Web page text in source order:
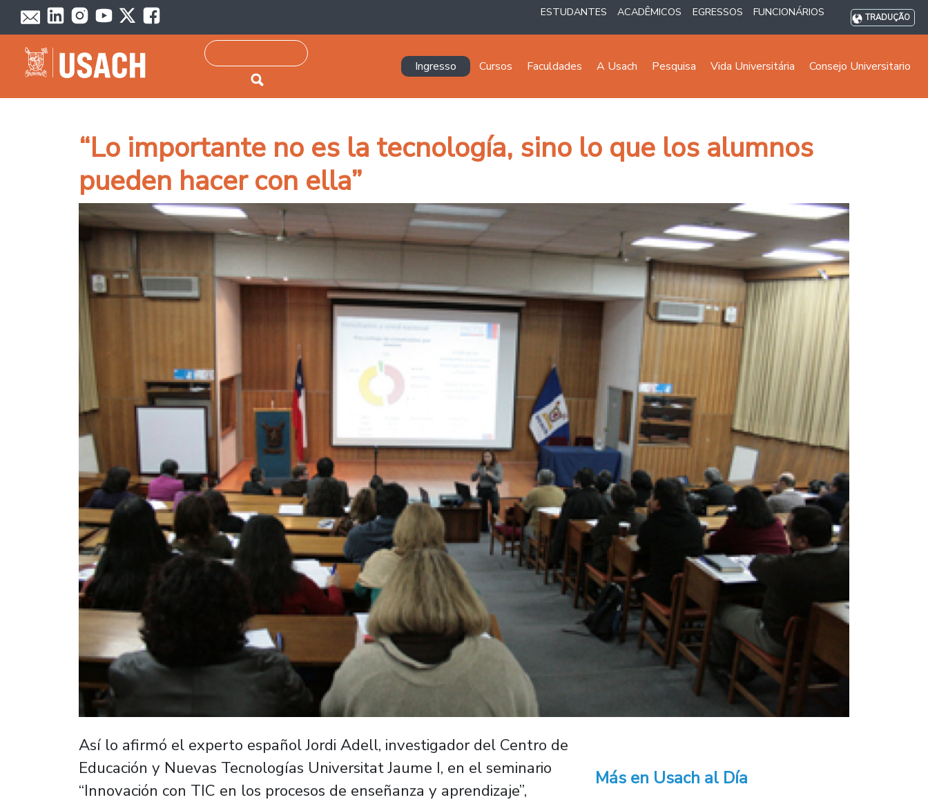
Passar para o conteúdo principal ESTUDANTES ACADÊMICOS EGRESSOS FUNCIONÁRIOS TRADUÇÃO
Pesquisar
Navegación principal
Ingresso Cursos Faculdades A Usach Pesquisa Vida Universitária Consejo Universitario
“Lo importante no es la tecnología, sino lo que los alumnos
pueden hacer con ella”
Así lo afirmó el experto español Jordi Adell, investigador del Centro de
Educación y Nuevas Tecnologías Universitat Jaume I, en el seminario
“Innovación con TIC en los procesos de enseñanza y aprendizaje”,
Más en Usach al Día